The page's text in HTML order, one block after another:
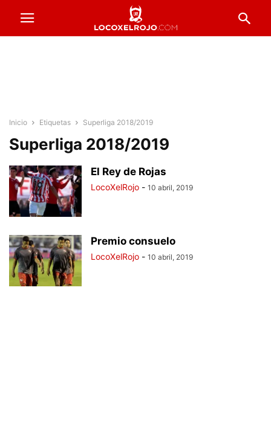
Inicio Etiquetas Superliga 2018/2019
Superliga 2018/2019
El Rey de Rojas
LocoXelRojo - 10 abril, 2019
Premio consuelo
LocoXelRojo - 10 abril, 2019